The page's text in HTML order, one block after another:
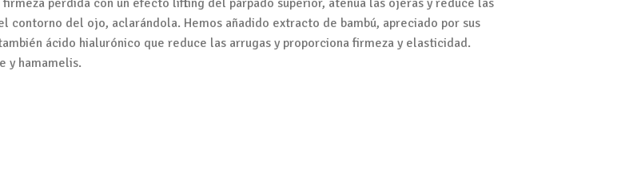
perdida con un efecto lifting del párpado superior, atenúa las ojeras y reduce las
contorno del ojo, aclarándola. Hemos añadido extracto de bambú, apreciado por sus
ácido hialurónico que reduce las arrugas y proporciona firmeza y elasticidad.
y hamamelis.